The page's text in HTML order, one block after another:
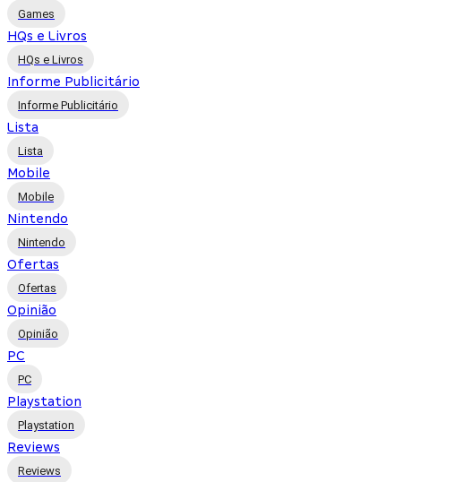
Games
HQs e Livros
HQs e Livros
Informe Publicitário
Informe Publicitário
Lista
Lista
Mobile
Mobile
Nintendo
Nintendo
Ofertas
Ofertas
Opinião
Opinião
PC
PC
Playstation
Playstation
Reviews
Reviews